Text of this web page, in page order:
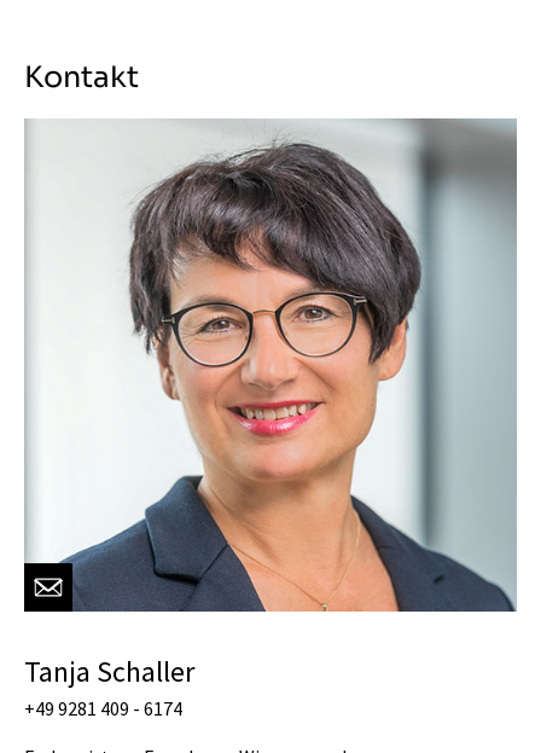
Kontakt
Tanja Schaller
+49 9281 409 - 6174